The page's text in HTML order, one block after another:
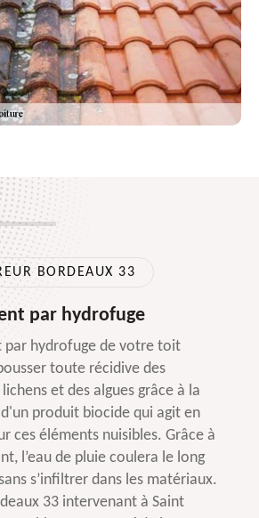
BORDEAUX 33
par hydrofuge
par hydrofuge de votre toit
toute récidive des
et des algues grâce à la
produit biocide qui agit en
ces éléments nuisibles. Grâce à
l’eau de pluie coulera le long
s’infiltrer dans les matériaux.
33 intervenant à Saint